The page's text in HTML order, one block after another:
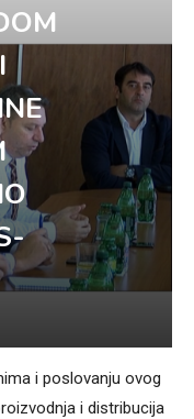
i poslovanju ovog
i distribucija